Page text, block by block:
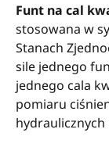
Funt na cal
stosowana w
Stanach
sile jednego
jednego cala
pomiaru
hydraulicznych